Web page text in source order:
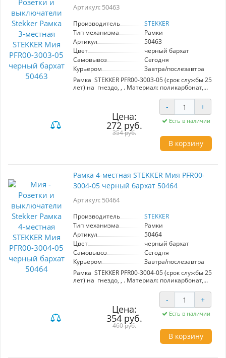
Артикул: 50463
Производитель
STEKKER
Тип механизма
Рамки
Артикул
50463
Цвет
черный бархат
Самовывоз
Сегодня
Курьером
Завтра/послезавтра
Рамка STEKKER PFR00-3003-05 (срок службы 25
лет) на гнездо, , . Материал: поликарбонат,
Номинальное напряжение , номинальный ток
, диапазон рабочих температур ,
Цена:
272 руб.
354 руб.
- +
Есть в наличии
В корзину
Рамка 4-местная STEKKER Мия PFR00-
3004-05 черный бархат 50464
Артикул: 50464
Производитель
STEKKER
Тип механизма
Рамки
Артикул
50464
Цвет
черный бархат
Самовывоз
Сегодня
Курьером
Завтра/послезавтра
Рамка STEKKER PFR00-3004-05 (срок службы 25
лет) на гнездо, , . Материал: поликарбонат,
Номинальное напряжение , номинальный ток
, диапазон рабочих температур ,
Цена:
354 руб.
460 руб.
- +
Есть в наличии
В корзину